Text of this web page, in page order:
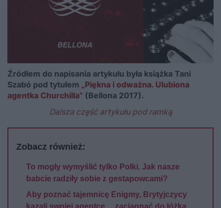
Źródłem do napisania artykułu była książka Tani
Szabó pod tytułem „Piękna i odważna. Ulubiona
agentka Churchilla” (Bellona 2017).
Dalsza część artykułu pod ramką
Zobacz również:
To mogły wymyślić tylko Polki. Jak nasze
babcie radziły sobie z gestapowcami?
Aby poznać tajemnicę Enigmy, Brytyjczycy
kazali swojej agentce… zaciągnąć do łóżka